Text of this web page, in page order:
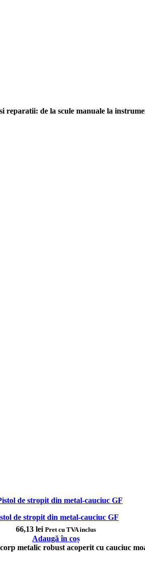
de la scule manuale la
de stropit din metal-cauciuc GF
66,13 lei Pret cu TVA inclus
Adaugă în coș
metalic robust acoperit cu cauciuc